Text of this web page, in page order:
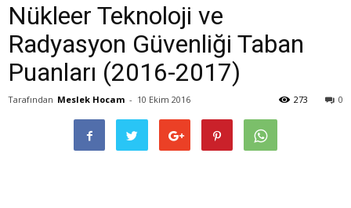
Nükleer Teknoloji ve
Radyasyon Güvenliği Taban
Puanları (2016-2017)
Tarafından Meslek Hocam - 10 Ekim 2016 0
273